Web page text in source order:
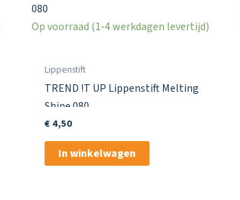
Op voorraad (1-4 werkdagen levertijd)
Lippenstift
TREND !T UP Lippenstift Melting
Shine 080
€4,50
In winkelwagen